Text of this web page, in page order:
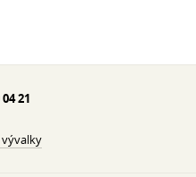
21
vývalky